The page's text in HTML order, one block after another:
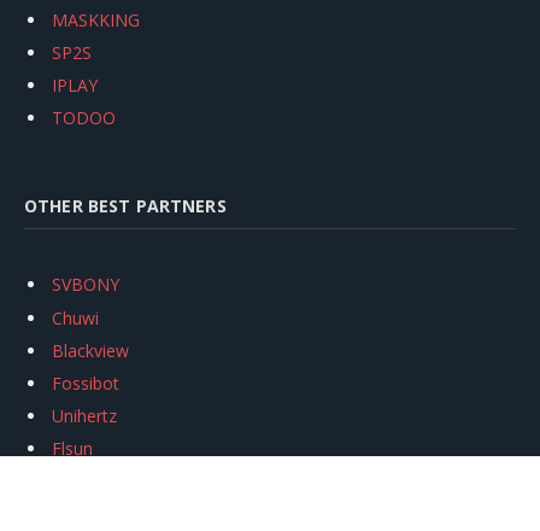
MASKKING
SP2S
IPLAY
TODOO
OTHER BEST PARTNERS
SVBONY
Chuwi
Blackview
Fossibot
Unihertz
Flsun